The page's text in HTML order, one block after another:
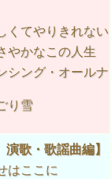
くてやりきれない
やかなこの人生
シング・オールナ
り雪
歌・歌謡曲編】
はここに